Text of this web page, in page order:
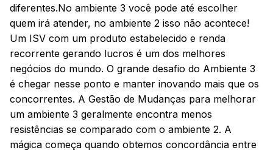
diferentes.No ambiente 3 você pode até escolher
quem irá atender, no ambiente 2 isso não acontece!
Um ISV com um produto estabelecido e renda
recorrente gerando lucros é um dos melhores
negócios do mundo. O grande desafio do Ambiente 3
é chegar nesse ponto e manter inovando mais que os
concorrentes. A Gestão de Mudanças para melhorar
um ambiente 3 geralmente encontra menos
resistências se comparado com o ambiente 2. A
mágica começa quando obtemos concordância entre